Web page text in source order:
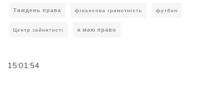
Тиждень права фінансова грамотність футбол
Центр зайнятості я маю право
15:01:55